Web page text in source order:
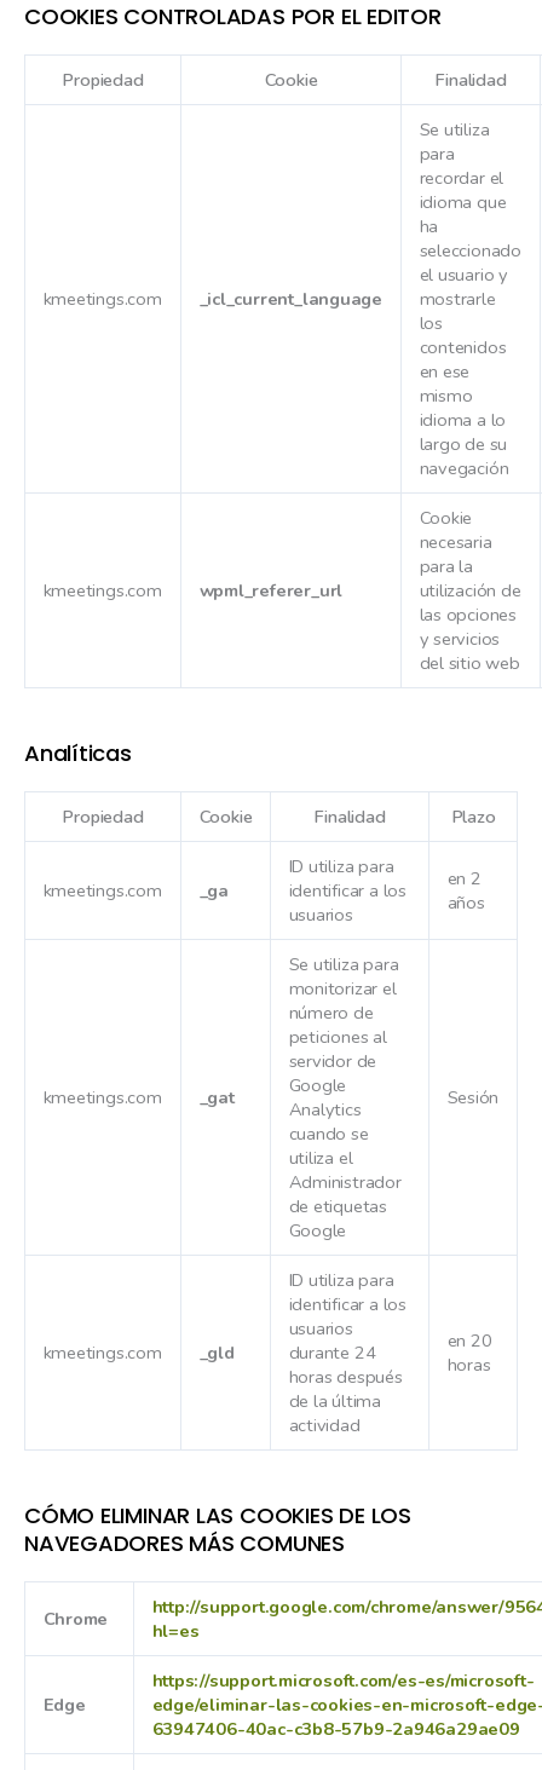
COOKIES CONTROLADAS POR EL EDITOR
Propiedad Cookie Finalidad
kmeetings.com _icl_current_language
Se utiliza
para
recordar el
idioma que
ha
seleccionado
el usuario y
mostrarle
los
contenidos
en ese
mismo
idioma a lo
largo de su
navegación
kmeetings.com wpml_referer_url
Cookie
necesaria
para la
utilización de
las opciones
y servicios
del sitio web
Analíticas
Propiedad Cookie Finalidad Plazo
kmeetings.com _ga
ID utiliza para
identificar a los
usuarios
en 2
años
kmeetings.com _gat
Se utiliza para
monitorizar el
número de
peticiones al
servidor de
Google
Analytics
cuando se
utiliza el
Administrador
de etiquetas
Google
Sesión
kmeetings.com _gld
ID utiliza para
identificar a los
usuarios
durante 24
horas después
de la última
actividad
en 20
horas
CÓMO ELIMINAR LAS COOKIES DE LOS
NAVEGADORES MÁS COMUNES
Chrome
http://support.google.com/chrome/answer/
hl=es
Edge
https://support.microsoft.com/es-es/microsoft-
edge/eliminar-las-cookies-en-microsoft-
63947406-40ac-c3b8-57b9-2a946a29ae09